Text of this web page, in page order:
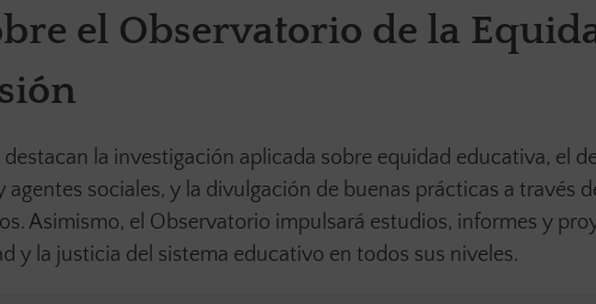
el Observatorio de la
la investigación aplicada sobre equidad educativa, el
sociales, y la divulgación de buenas prácticas a través
Asimismo, el Observatorio impulsará estudios, informes y
y la justicia del sistema educativo en todos sus niveles.